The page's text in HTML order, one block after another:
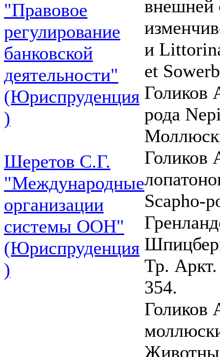
"Правовое
регулирование
банковской
деятельности"
(Юриспруденция
)
Шеретов С.Г.
"Международные
организации
системы ООН"
(Юриспруденция
)
внешней
и
et
Голиков
рода
Голиков
Scapho-
Тр.
354.
Голиков